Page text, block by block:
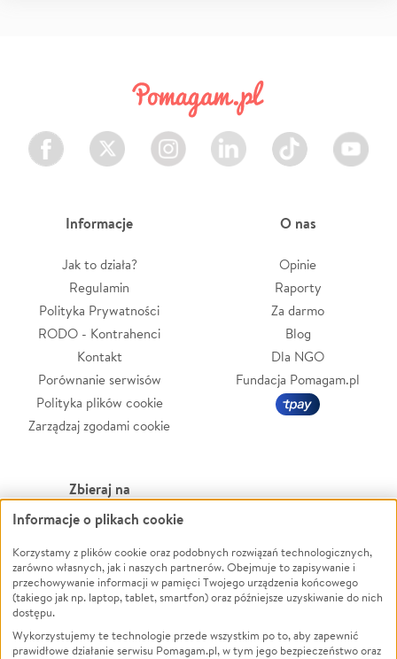
Facebook Twitter Instagram LinkedIn TikTok Youtube
Informacje
Jak to działa?
Regulamin
Polityka Prywatności
RODO - Kontrahenci
Kontakt
Porównanie serwisów
Polityka plików cookie
Zarządzaj zgodami cookie
O nas
Opinie
Raporty
Za darmo
Blog
Dla NGO
Fundacja Pomagam.pl
Zbieraj na
Leczenie
Zwierzęta
Pożar
Ukraina
Pomoc Finansowa
Powódź
Wichura
NGO
Edukacja
Informacje o plikach cookie
Korzystamy z plików cookie oraz podobnych rozwiązań technologicznych,
zarówno własnych, jak i naszych partnerów. Obejmuje to zapisywanie i
przechowywanie informacji w pamięci Twojego urządzenia końcowego
(takiego jak np. laptop, tablet, smartfon) oraz późniejsze uzyskiwanie do nich
dostępu.
Wykorzystujemy te technologie przede wszystkim po to, aby zapewnić
prawidłowe działanie serwisu Pomagam.pl, w tym jego bezpieczeństwo oraz